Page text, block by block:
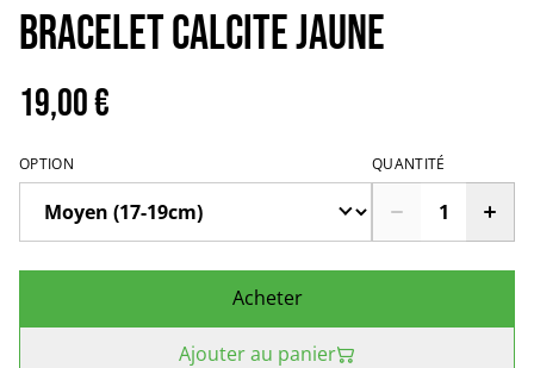
Bracelet calcite jaune
19,00 €
OPTION QUANTITÉ
Acheter
Ajouter au panier